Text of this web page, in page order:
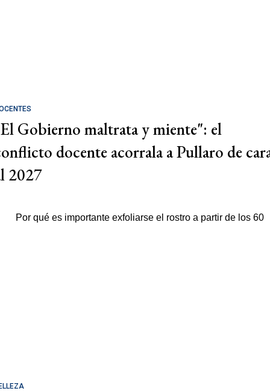
Gobierno maltrata y miente": el
docente acorrala a Pullaro de
2027